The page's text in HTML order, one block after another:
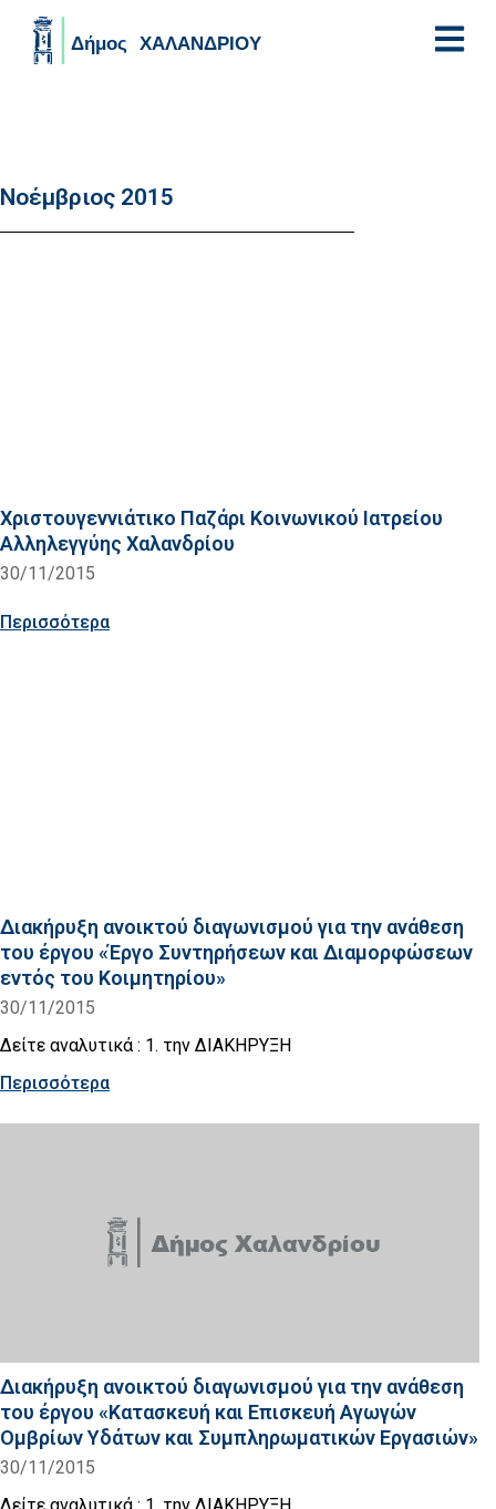
Νοέμβριος 2015
Χριστουγεννιάτικο Παζάρι Κοινωνικού Ιατρείου
Αλληλεγγύης Χαλανδρίου
30/11/2015
Περισσότερα
Διακήρυξη ανοικτού διαγωνισμού για την ανάθεση
του έργου «Έργο Συντηρήσεων και Διαμορφώσεων
εντός του Κοιμητηρίου»
30/11/2015
Δείτε αναλυτικά : 1. την ΔΙΑΚΗΡΥΞΗ
Περισσότερα
Διακήρυξη ανοικτού διαγωνισμού για την ανάθεση
του έργου «Κατασκευή και Επισκευή Αγωγών
Ομβρίων Υδάτων και Συμπληρωματικών Εργασιών»
30/11/2015